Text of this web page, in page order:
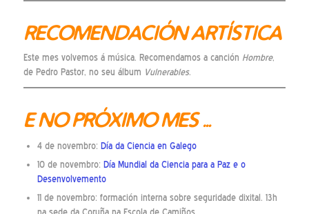
RECOMENDACIÓN ARTÍSTICA
Este mes volvemos á música. Recomendamos a canción Hombre,
de Pedro Pastor, no seu álbum Vulnerables.
E NO PRÓXIMO MES …
4 de novembro: Día da Ciencia en Galego
10 de novembro: Día Mundial da Ciencia para a Paz e o
Desenvolvemento
11 de novembro: formación interna sobre seguridade dixital. 13h